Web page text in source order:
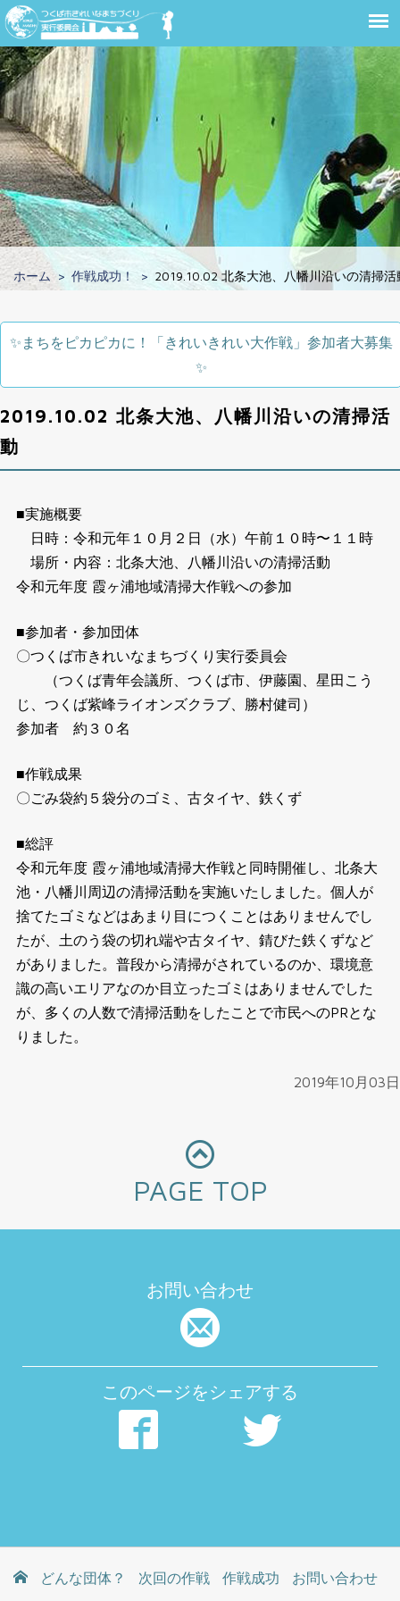
ホーム 作戦成功！ 2019.10.02 北条大池、八幡川沿いの清掃活
✨️まちをピカピカに！「きれいきれい大作戦」参加者大募集
✨️
2019.10.02 北条大池、八幡川沿いの清掃活
動
■実施概要
日時：令和元年１０月２日（水）午前１０時〜１１時
場所・内容：北条大池、八幡川沿いの清掃活動
令和元年度 霞ヶ浦地域清掃大作戦への参加
■参加者・参加団体
〇つくば市きれいなまちづくり実行委員会
（つくば青年会議所、つくば市、伊藤園、星田こう
じ、つくば紫峰ライオンズクラブ、勝村健司）
参加者 約３０名
■作戦成果
〇ごみ袋約５袋分のゴミ、古タイヤ、鉄くず
■総評
令和元年度 霞ヶ浦地域清掃大作戦と同時開催し、北条大
池・八幡川周辺の清掃活動を実施いたしました。個人が
捨てたゴミなどはあまり目につくことはありませんでし
たが、土のう袋の切れ端や古タイヤ、錆びた鉄くずなど
がありました。普段から清掃がされているのか、環境意
識の高いエリアなのか目立ったゴミはありませんでした
が、多くの人数で清掃活動をしたことで市民へのPRとな
りました。
2019年10月03日
PAGE TOP
お問い合わせ
このページをシェアする
どんな団体？ 次回の作戦 作戦成功 お問い合わせ